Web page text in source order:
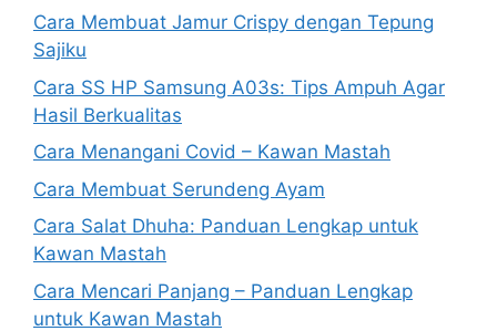
Cara Membuat Jamur Crispy dengan Tepung
Sajiku
Cara SS HP Samsung A03s: Tips Ampuh Agar
Hasil Berkualitas
Cara Menangani Covid – Kawan Mastah
Cara Membuat Serundeng Ayam
Cara Salat Dhuha: Panduan Lengkap untuk
Kawan Mastah
Cara Mencari Panjang – Panduan Lengkap
untuk Kawan Mastah